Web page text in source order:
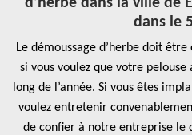
d’herbe dans la ville de
dans le
Le démoussage d’herbe doit
si vous voulez que votre
long de l’année. Si vous êtes
voulez entretenir
de confier à notre entreprise le